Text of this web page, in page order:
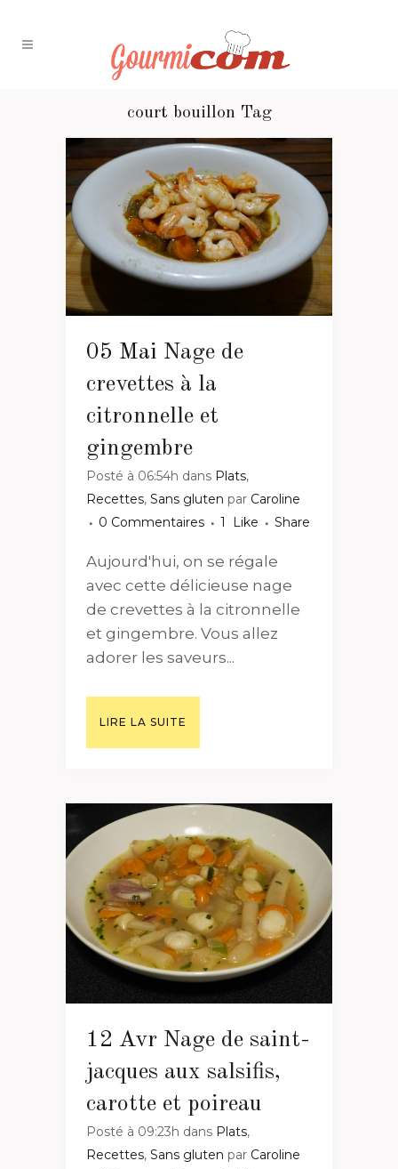
court bouillon Tag
05 Mai Nage de
crevettes à la
citronnelle et
gingembre
Posté à 06:54h dans Plats,
Recettes, Sans gluten par Caroline
0 Commentaires
1 Like Share
Aujourd'hui, on se régale
avec cette délicieuse nage
de crevettes à la citronnelle
et gingembre. Vous allez
adorer les saveurs...
LIRE LA SUITE
12 Avr Nage de saint-
jacques aux salsifis,
carotte et poireau
Posté à 09:23h dans Plats,
Recettes, Sans gluten par Caroline